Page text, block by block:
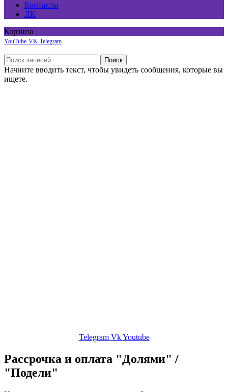
Контакты
ЛК
Корзина
YouTube VK Telegram
Поиск
Начните вводить текст, чтобы увидеть сообщения, которые вы
ищете.
Telegram Vk Youtube
Рассрочка и оплата "Долями" /
"Подели"